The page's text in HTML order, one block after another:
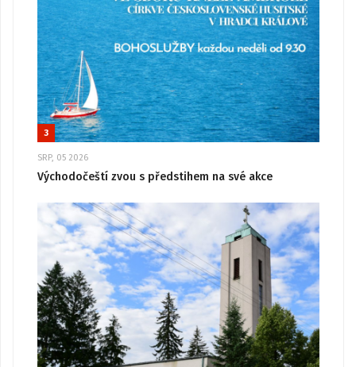
3
SRP, 05 2026
Východočeští zvou s předstihem na své akce